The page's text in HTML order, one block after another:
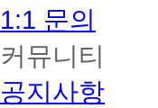
1:1 문의
커뮤니티
공지사항